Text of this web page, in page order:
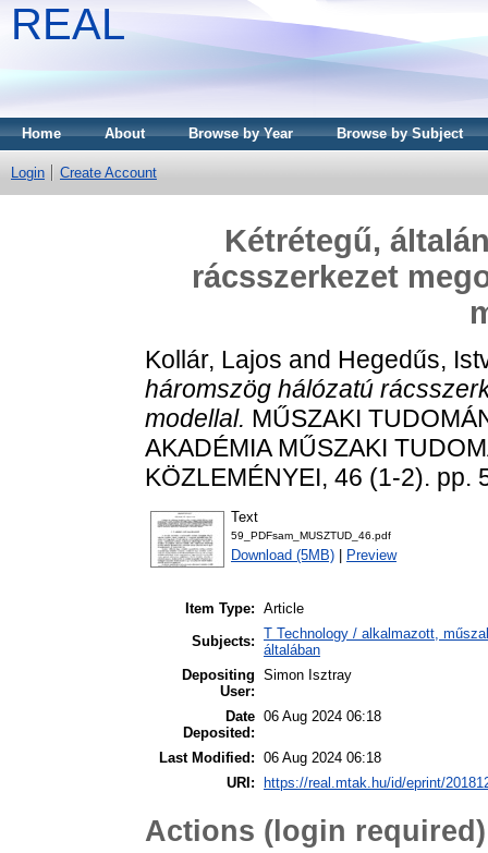
REAL
Home About Browse by Year Browse by Subject
Login Create Account
Kétrétegű,
rácsszerkezet
Kollár, Lajos and Hegedűs,
háromszög hálózatú
modellal. MŰSZAKI
AKADÉMIA MŰSZAKI
KÖZLEMÉNYEI, 46 (1-2). pp.
Text
59_PDFsam_MUSZTUD_46.pdf
Download (5MB) Preview
Item Type: Article
Subjects: T Technology / alkalmazott,
általában
Depositing
User:
Simon Isztray
Date
Deposited:
06 Aug 2024 06:18
Last Modified: 06 Aug 2024 06:18
URI:
https://real.mtak.hu/id/eprint/
Actions (login required)